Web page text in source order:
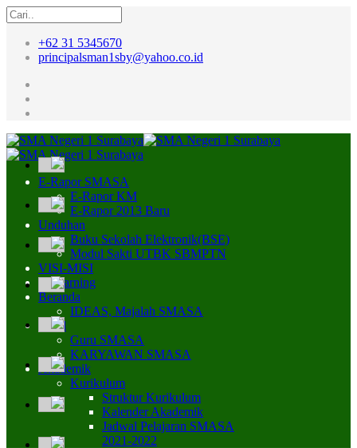
+62 31 5345670
principalsman1sby@yahoo.co.id
E-Rapor SMASA
E-Rapor KM
E-Rapor 2013 Baru
Unduhan
Buku Sekolah Elektronik(BSE)
Modul Sakti UTBK SBMPTN
VISI-MISI
E-Learning
Beranda
IDEAS, Majalah SMASA
Profil
Guru SMASA
KARYAWAN SMASA
Akademik
Kurikulum
Struktur Kurikulum
Kalender Akademik
Jadwal Pelajaran SMASA
2021-2022